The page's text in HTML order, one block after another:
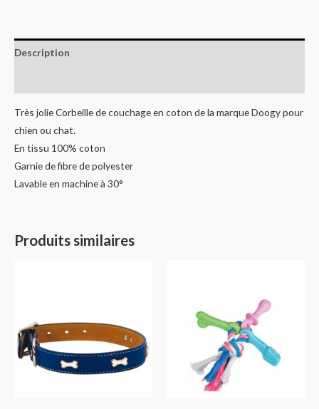
Description
Très jolie Corbeille de couchage en coton de la marque Doogy pour
chien ou chat.
En tissu 100% coton
Garnie de fibre de polyester
Lavable en machine à 30°
Produits similaires